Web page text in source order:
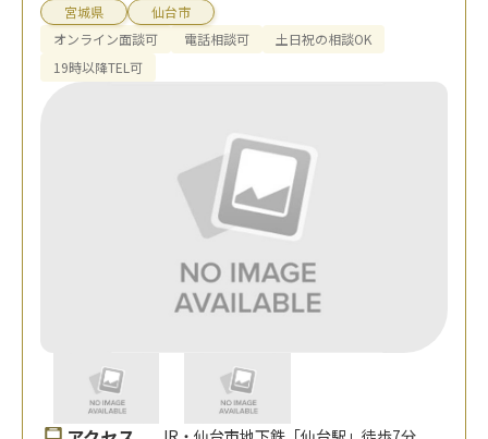
宮城県
仙台市
オンライン面談可
電話相談可
土日祝の相談OK
19時以降TEL可